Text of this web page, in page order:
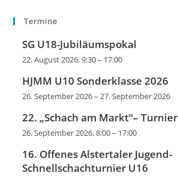
Termine
SG U18-Jubiläumspokal
22. August 2026, 9:30– 17:00
HJMM U10 Sonderklasse 2026
26. September 2026–27. September 2026
22. „Schach am Markt“– Turnier
26. September 2026, 8:00– 17:00
16. Offenes Alstertaler Jugend-
Schnellschachturnier U16